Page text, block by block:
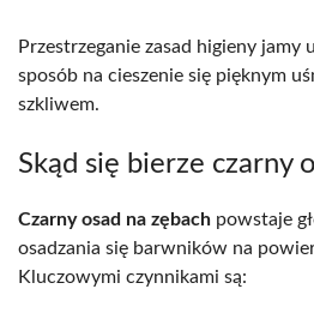
Przestrzeganie zasad higieny jamy
sposób na cieszenie się pięknym
szkliwem.
Skąd się bierze czarny
Czarny osad na zębach powstaje
osadzania się barwników na
Kluczowymi czynnikami są: